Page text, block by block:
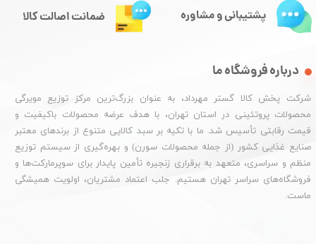
درباره فروشگاه ما
شرکت پخش کالا گستر مهرداد، به عنوان بزرگ‌ترین مرکز توزیع مویرگی
محصولات پروتئینی در استان تهران، با هدف عرضه محصولات باکیفیت و
قیمت رقابتی تأسیس شد. ما با تکیه بر سبد کالایی متنوع از برندهای معتبر
صنایع غذایی کشور (از جمله محصولات سورن) و بهره‌گیری از سیستم توزیع
منظم و سراسری، متعهد به برقراری زنجیره تأمین پایدار برای سوپرمارکت‌ها و
فروشگاه‌های سراسر تهران هستیم. جلب اعتماد مشتریان، اولویت همیشگی
ماست.
پشتیبانی و مشاوره ضمانت اصالت کالا